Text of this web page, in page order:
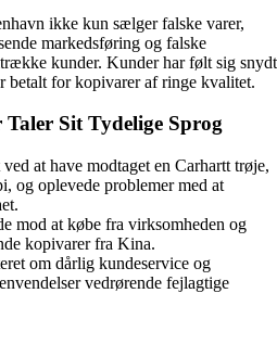
ikke kun sælger falske varer,
markedsføring og falske
kunder. Kunder har følt sig snydt
betalt for kopivarer af ringe kvalitet.
Sit Tydelige Sprog
at have modtaget en Carhartt trøje,
og oplevede problemer med at
mod at købe fra virksomheden og
kopivarer fra Kina.
om dårlig kundeservice og
vedrørende fejlagtige